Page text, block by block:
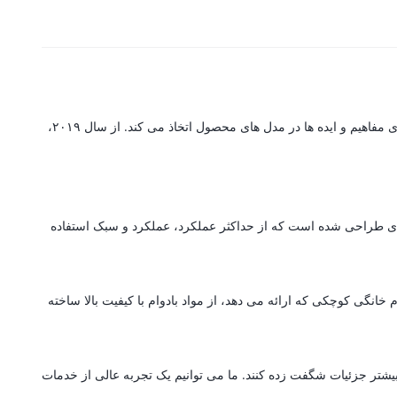
گرین لاین یک برند پیشرو در تولید لوازم جانبی است که مجهز به سیستم تولید پیشرفته با تکنولوژی است که جزئیات پیچیده را با پایه ای قوی برای ارتقای مفاهیم و ایده ها در مدل های محصول اتخاذ می کند. از سال ۲۰۱۹،
ای طراحی شده است که از حداکثر عملکرد، عملکرد و سبک استفاده
کوچکی که ارائه می دهد، از مواد بادوام با کیفیت بالا ساخته
جزئیات شگفت زده کنند. ما می توانیم یک تجربه عالی از خدمات